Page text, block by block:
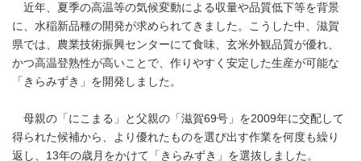
近年、夏季の高温等の気候変動による収量や品質低下等を背景
に、水稲新品種の開発が求められてきました。こうした中、滋賀
県では、農業技術振興センターにて食味、玄米外観品質が優れ、
かつ高温登熟性が高いことで、作りやすく安定した生産が可能な
「きらみずき」を開発しました。
母親の「にこまる」と父親の「滋賀69号」を2009年に交配して
得られた候補から、より優れたものを選び出す作業を何度も繰り
返し、13年の歳月をかけて「きらみずき」を選抜しました。